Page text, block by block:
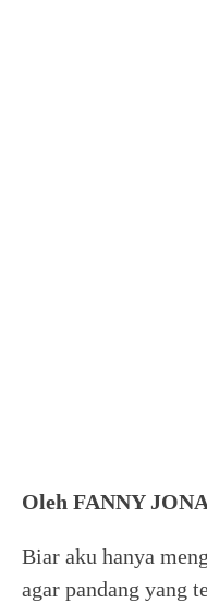
Oleh FANNY
Biar aku hanya
agar pandang yang